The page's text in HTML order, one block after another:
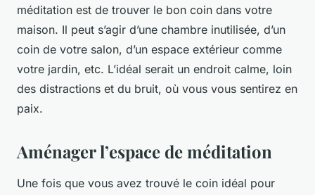
méditation est de trouver le bon coin dans votre
maison. Il peut s’agir d’une chambre inutilisée, d’un
coin de votre salon, d’un espace extérieur comme
votre jardin, etc. L’idéal serait un endroit calme, loin
des distractions et du bruit, où vous vous sentirez en
paix.
Aménager l’espace de méditation
Une fois que vous avez trouvé le coin idéal pour